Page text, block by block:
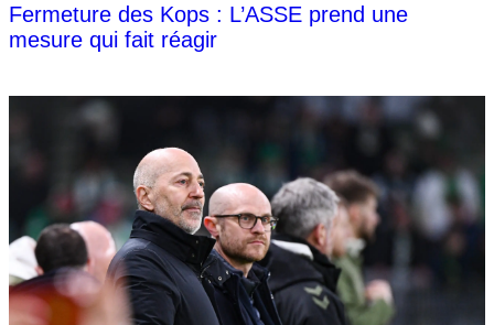
Fermeture des Kops : L’ASSE prend une
mesure qui fait réagir